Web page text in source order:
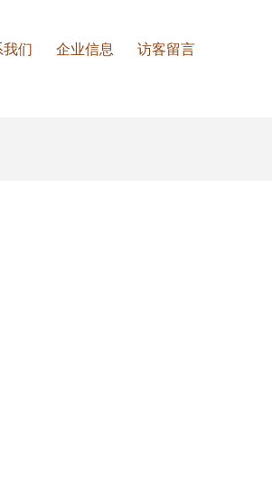
我们 企业信息 访客留言